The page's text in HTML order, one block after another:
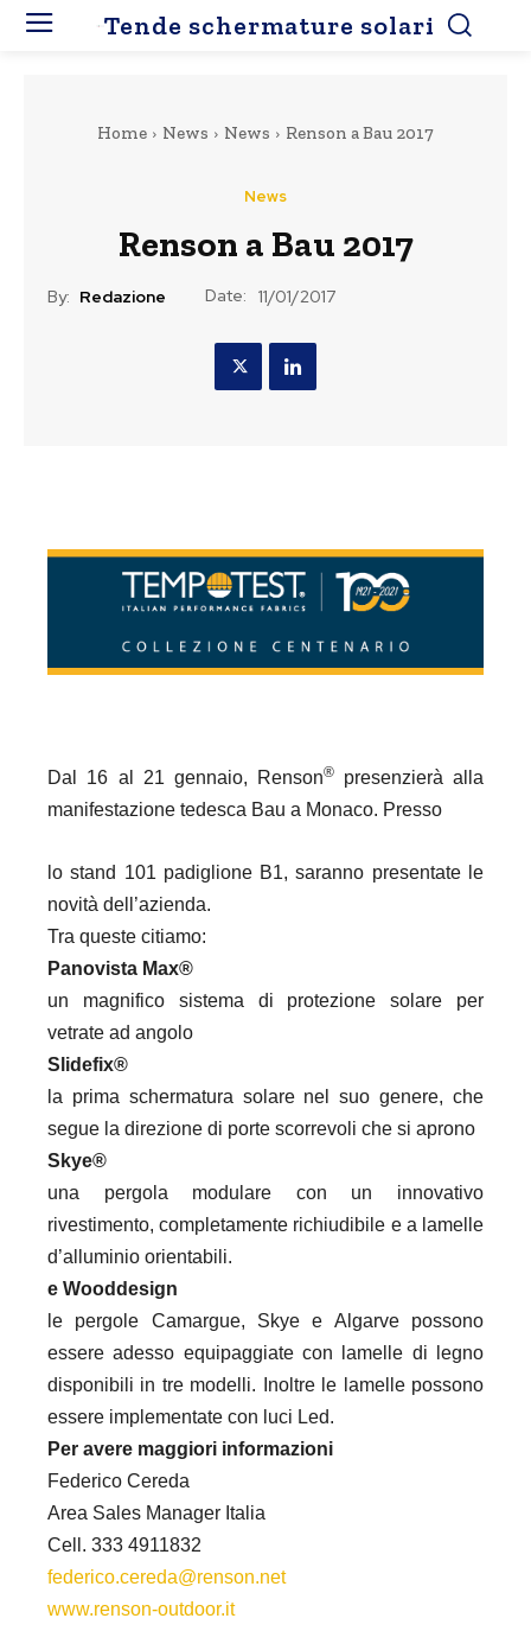
Tende schermature solari
Home News News Renson a Bau 2017
News
Renson a Bau 2017
By: Redazione Date: 11/01/2017
Dal 16 al 21 gennaio, Renson® presenzierà alla
manifestazione tedesca Bau a Monaco. Presso
lo stand 101 padiglione B1, saranno presentate le
novità dell’azienda.
Tra queste citiamo:
Panovista Max®
un magnifico sistema di protezione solare per
vetrate ad angolo
Slidefix®
la prima schermatura solare nel suo genere, che
segue la direzione di porte scorrevoli che si aprono
Skye®
una pergola modulare con un innovativo
rivestimento, completamente richiudibile e a lamelle
d’alluminio orientabili.
e Wooddesign
le pergole Camargue, Skye e Algarve possono
essere adesso equipaggiate con lamelle di legno
disponibili in tre modelli. Inoltre le lamelle possono
essere implementate con luci Led.
Per avere maggiori informazioni
Federico Cereda
Area Sales Manager Italia
Cell. 333 4911832
federico.cereda@renson.net
www.renson-outdoor.it